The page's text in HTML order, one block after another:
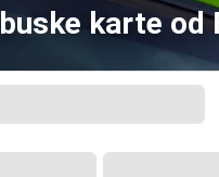
karte od